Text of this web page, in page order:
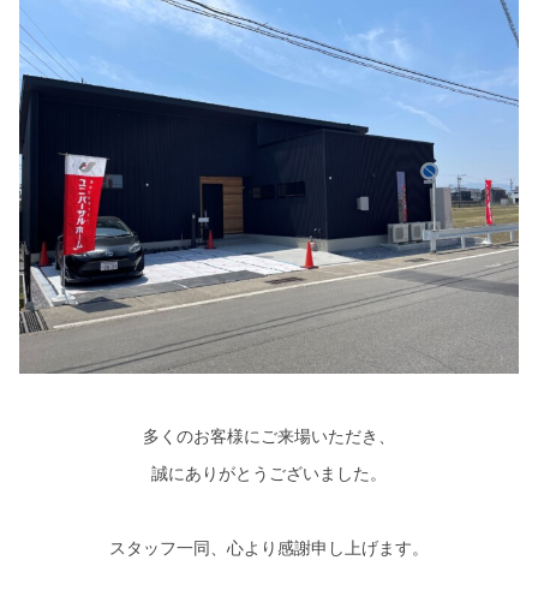
多くのお客様にご来場いただき、
誠にありがとうございました。
スタッフ一同、心より感謝申し上げます。